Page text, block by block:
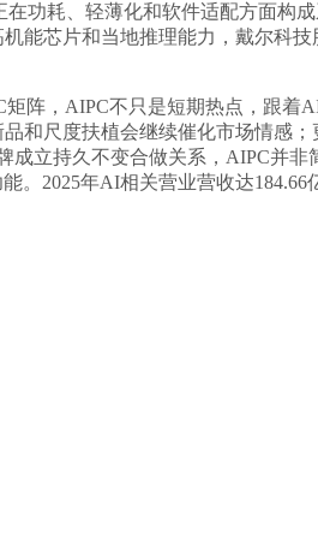
耗、轻薄化和软件适配方面构
芯片和当地推理能力，戴尔科
，AIPC不只是短期热点，跟着
和尺度扶植会继续催化市场情感
成立持久不变合做关系，AIPC并
2025年AI相关营业营收达184.66